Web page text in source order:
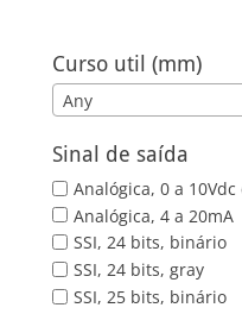
Curso util (mm)
Any
Sinal de saída
Analógica, 0 a 10Vdc
Analógica, 4 a 20mA
SSI, 24 bits, binário
SSI, 24 bits, gray
SSI, 25 bits, binário